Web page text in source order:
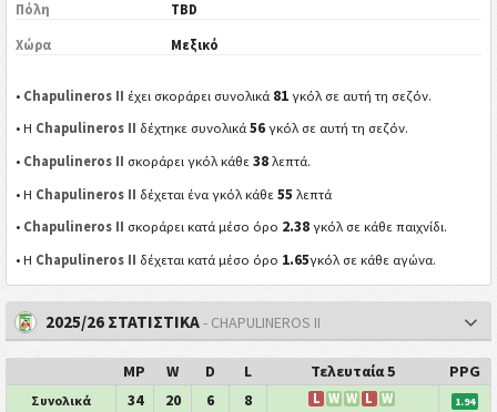
Πόλη TBD
Χώρα Μεξικό
• Chapulineros II έχει σκοράρει συνολικά 81 γκόλ σε αυτή τη σεζόν.
• Η Chapulineros II δέχτηκε συνολικά56 γκόλ σε αυτή τη σεζόν.
• Chapulineros II σκοράρει γκόλ κάθε38 λεπτά.
• Η Chapulineros II δέχεται ένα γκόλ κάθε55 λεπτά
• Chapulineros II σκοράρει κατά μέσο όρο 2.38 γκόλ σε κάθε παιχνίδι.
• Η Chapulineros II δέχεται κατά μέσο όρο 1.65γκόλ σε κάθε αγώνα.
2025/26 ΣΤΑΤΙΣΤΙΚΑ- CHAPULINEROS II
MP W D L Τελευταία 5 PPG
Συνολικά 34 20 6 8 L W W L W 1.94